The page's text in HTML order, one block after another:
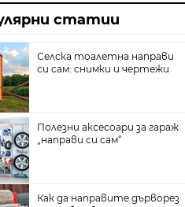
с гипсокартон
радиатори
си ръце
ями
и добре
под
статии
Селска тоалетна направи
си сам: снимки и чертежи
Полезни аксесоари за гараж
„направи си сам“
Как да направите дърворез